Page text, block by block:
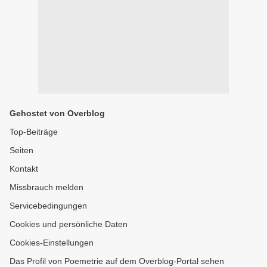
Gehostet von Overblog
Top-Beiträge
Seiten
Kontakt
Missbrauch melden
Servicebedingungen
Cookies und persönliche Daten
Cookies-Einstellungen
Das Profil von Poemetrie auf dem Overblog-Portal sehen